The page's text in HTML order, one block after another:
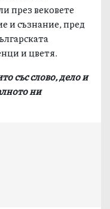
на
през вековете
и съзнание, пред
и цветя.
със слово, дело и
ни